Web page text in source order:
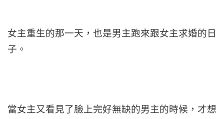
女主重生的那一天，也是男主跑來跟女主求婚的日
子。
當女主又看見了臉上完好無缺的男主的時候，才想